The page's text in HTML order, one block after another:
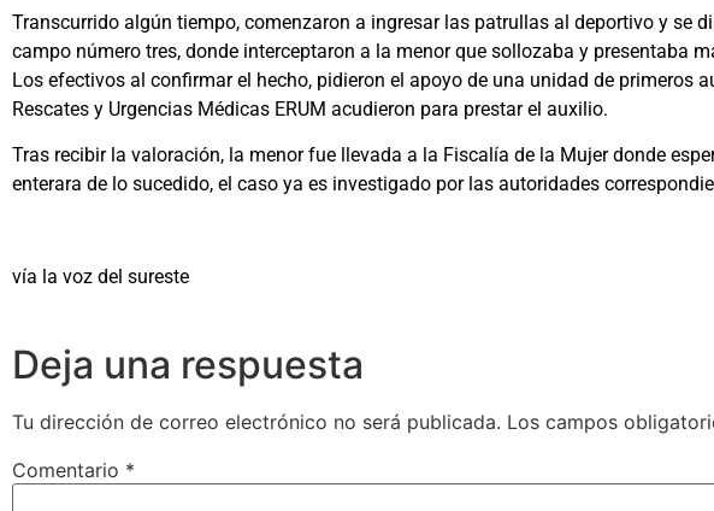
Transcurrido algún tiempo, comenzaron a ingresar las patrullas al deportivo y se
campo número tres, donde interceptaron a la menor que sollozaba y presentaba
Los efectivos al confirmar el hecho, pidieron el apoyo de una unidad de primeros
Rescates y Urgencias Médicas ERUM acudieron para prestar el auxilio.
Tras recibir la valoración, la menor fue llevada a la Fiscalía de la Mujer donde
enterara de lo sucedido, el caso ya es investigado por las autoridades
vía la voz del sureste
Deja una respuesta
Tu dirección de correo electrónico no será publicada. Los campos
Comentario *